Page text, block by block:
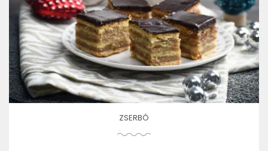
ZSERBÓ